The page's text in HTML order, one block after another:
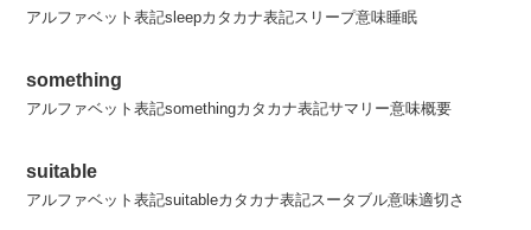
アルファベット表記sleepカタカナ表記スリープ意味睡眠
something
アルファベット表記somethingカタカナ表記サマリー意味概要
suitable
アルファベット表記suitableカタカナ表記スータブル意味適切さ